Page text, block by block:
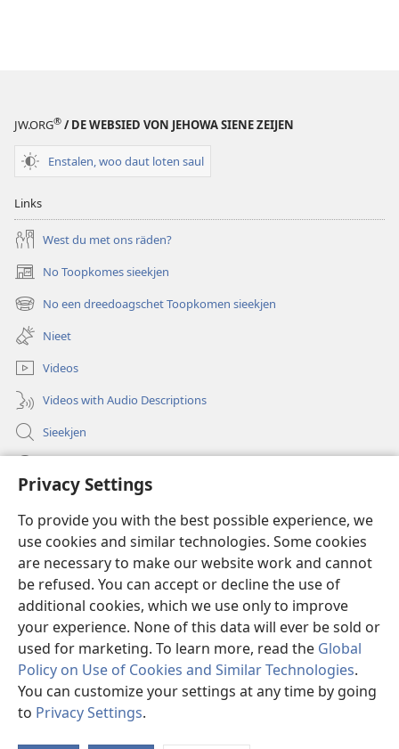
Privacy Settings
To provide you with the best possible experience, we
use cookies and similar technologies. Some cookies
are necessary to make our website work and cannot
be refused. You can accept or decline the use of
additional cookies, which we use only to improve
your experience. None of this data will ever be sold or
used for marketing. To learn more, read the Global
Policy on Use of Cookies and Similar Technologies.
You can customize your settings at any time by going
to Privacy Settings.
JW.ORG® / DE WEBSIED VON JEHOWA SIENE ZEIJEN
Enstalen, woo daut loten saul
Links
West du met ons räden?
No Toopkomes sieekjen
(opens
new
window)
No een dreedoagschet Toopkomen sieekjen
(opens
new
window)
Nieet
Videos
Videos with Audio Descriptions
Sieekjen
(opens
window)Woaktorm ONLINE-BIBLIOTÄKJ™
(opens
new
window)JW Hub ®
(opens
new
window)
Copyright© 2026 Watch Tower Bible and Tract Society of Pennsylvania.
RÄAJLEN UN RECHTLIENJES TOOM DISE SIED BRUCKEN
DIENE AUNGOWEN